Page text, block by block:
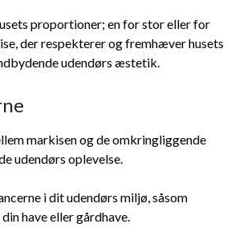
proportioner; en for stor eller for
der respekterer og fremhæver husets
udendørs æstetik.
markisen og de omkringliggende
udendørs oplevelse.
i dit udendørs miljø, såsom
have eller gårdhave.